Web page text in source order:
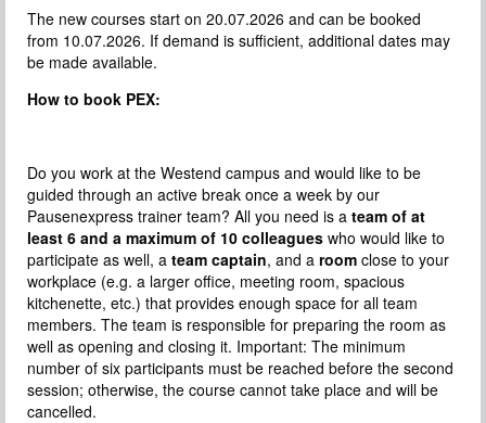
The new courses start on 20.07.2026 and can be booked
from 10.07.2026. If demand is sufficient, additional dates may
be made available.
How to book PEX:
Do you work at the Westend campus and would like to be
guided through an active break once a week by our
Pausenexpress trainer team? All you need is a team of at
least 6 and a maximum of 10 colleagues who would like to
participate as well, a team captain, and a room close to your
workplace (e.g. a larger office, meeting room, spacious
kitchenette, etc.) that provides enough space for all team
members. The team is responsible for preparing the room as
well as opening and closing it. Important: The minimum
number of six participants must be reached before the second
session; otherwise, the course cannot take place and will be
cancelled.